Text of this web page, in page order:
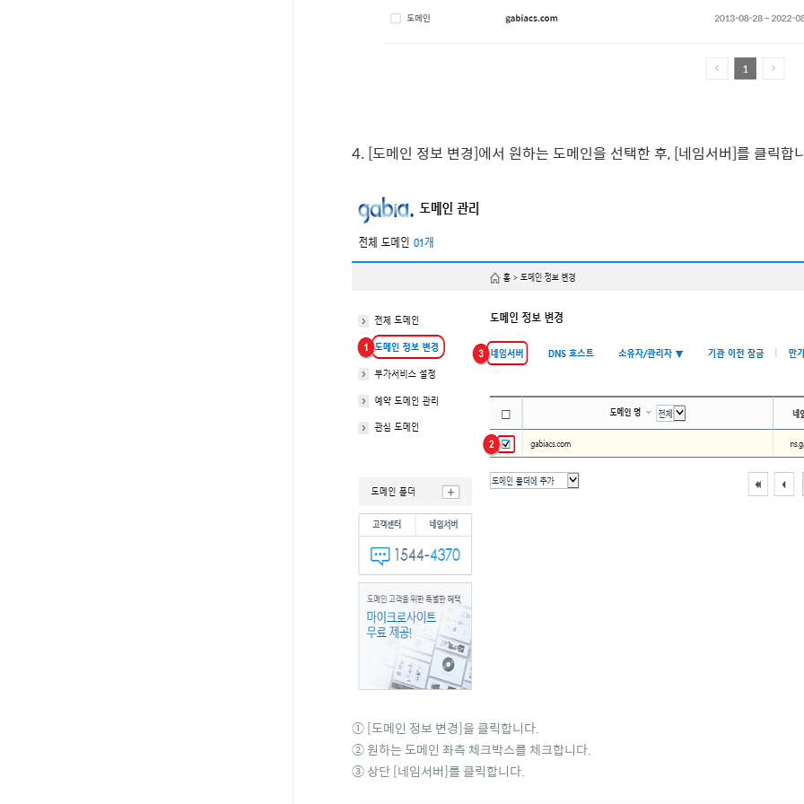
4. [도메인 정보 변경]에서 원하는 도메인을 선택한 후, [네임서버]를 클릭합
① [도메인 정보 변경]을 클릭합니다.
② 원하는 도메인 좌측 체크박스를 체크합니다.
③ 상단 [네임서버]를 클릭합니다.